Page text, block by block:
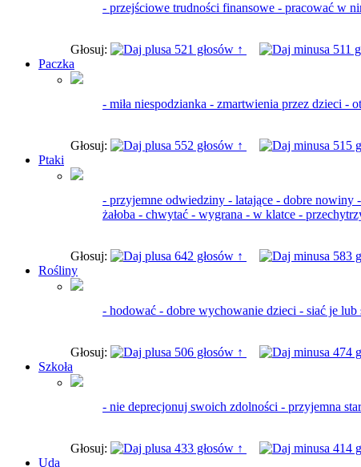
- przejściowe trudności finansowe - pracować w
Głosuj: 521 głosów ↑
511
Paczka
- miła niespodzianka - zmartwienia przez dzieci -
Głosuj: 552 głosów ↑
515
Ptaki
- przyjemne odwiedziny - latające - dobre nowiny
żałoba - chwytać - wygrana - w klatce -
Głosuj: 642 głosów ↑
583
Rośliny
- hodować - dobre wychowanie dzieci - siać je lub
Głosuj: 506 głosów ↑
474
Szkoła
- nie deprecjonuj swoich zdolności - przyjemna
Głosuj: 433 głosów ↑
414
Uda